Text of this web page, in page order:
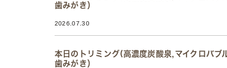
歯みがき）
2026.07.30
本日のトリミング(高濃度炭酸泉,マイクロバブ
歯みがき）